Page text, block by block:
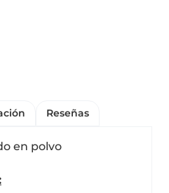
Reseñas
en polvo